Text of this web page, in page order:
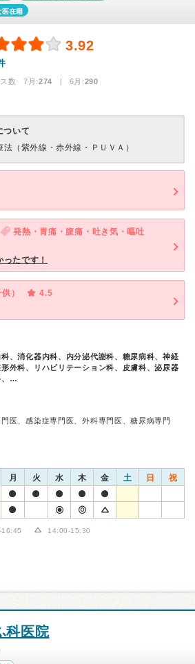
医在籍
3.92
ス数 7月:274 | 6月:290
ついて
法（紫外線・赤外線・ＰＵＶＡ）
発熱・胃痛・腹痛・吐き気・嘔吐
たです！
）
4.5
、消化器内科、内分泌代謝科、糖尿病科、神経
外科、リハビリテーション科、皮膚科、泌尿器
、…
医、感染症専門医、外科専門医、糖尿病専門
月 火 水 木 金 土 日 祝
14:00-15:30
科医院